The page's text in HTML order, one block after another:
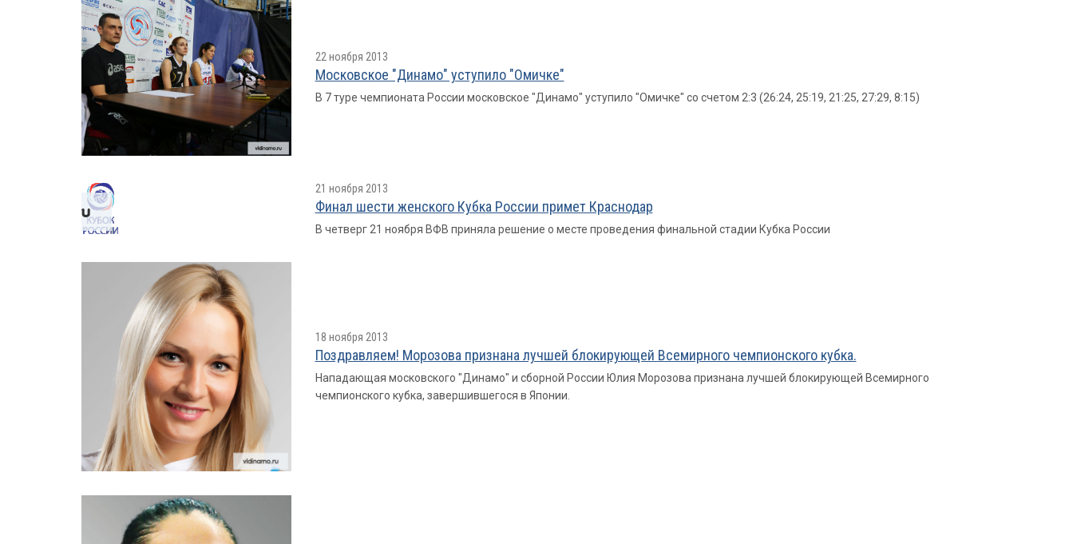
22 ноября 2013
Московское "Динамо" уступило "Омичке"
В 7 туре чемпионата России московское "Динамо" уступило "Омичке" со счетом 2:3 (26:24, 25:19, 21:25, 27:29, 8:15)
21 ноября 2013
Финал шести женского Кубка России примет Краснодар
В четверг 21 ноября ВФВ приняла решение о месте проведения финальной стадии Кубка России
18 ноября 2013
Поздравляем! Морозова признана лучшей блокирующей Всемирного чемпионского кубка.
Нападающая московского "Динамо" и сборной России Юлия Морозова признана лучшей блокирующей Всемирного
чемпионского кубка, завершившегося в Японии.